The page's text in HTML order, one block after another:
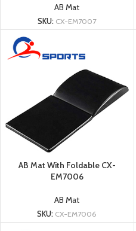
AB Mat
SKU: CX-EM7007
AB Mat With Foldable CX-
EM7006
AB Mat
SKU: CX-EM7006